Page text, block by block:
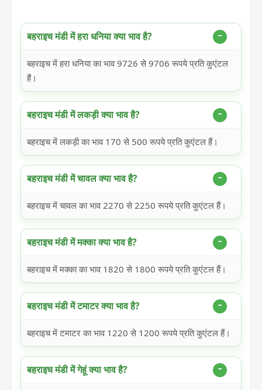
बहराइच मंडी में हरा धनिया क्या भाव है?
बहराइच में हरा धनिया का भाव 9726 से 9706 रूपये प्रति कुएंटल
हैं।
बहराइच मंडी में लकड़ी क्या भाव है?
बहराइच में लकड़ी का भाव 170 से 500 रूपये प्रति कुएंटल हैं।
बहराइच मंडी में चावल क्या भाव है?
बहराइच में चावल का भाव 2270 से 2250 रूपये प्रति कुएंटल हैं।
बहराइच मंडी में मक्का क्या भाव है?
बहराइच में मक्का का भाव 1820 से 1800 रूपये प्रति कुएंटल हैं।
बहराइच मंडी में टमाटर क्या भाव है?
बहराइच में टमाटर का भाव 1220 से 1200 रूपये प्रति कुएंटल हैं।
बहराइच मंडी में गेहूं क्या भाव है?